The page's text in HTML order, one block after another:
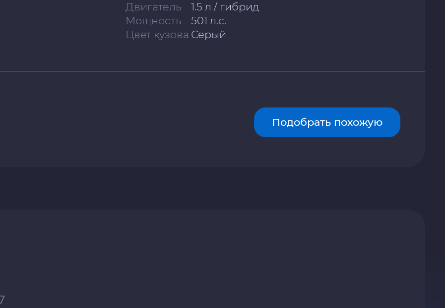
Двигатель
1.5 л / гибрид
Мощность
501 л.с.
Цвет кузова Серый
Подобрать похожую